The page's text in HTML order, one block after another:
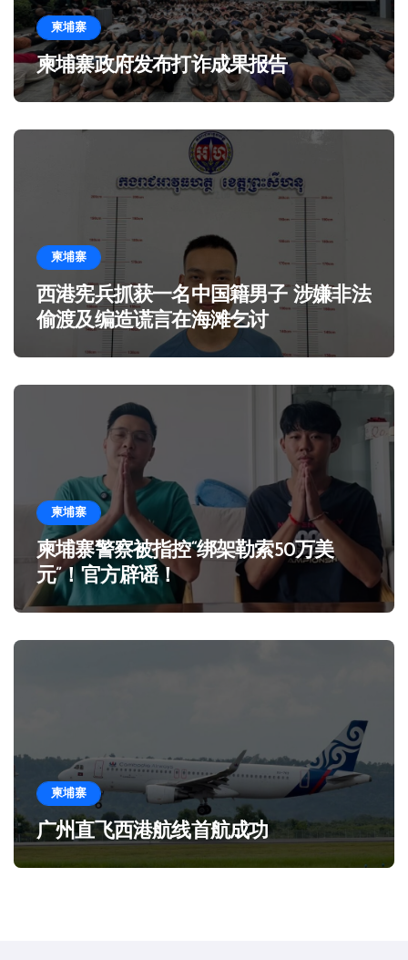
柬埔寨
柬埔寨政府发布打诈成果报告
柬埔寨
西港宪兵抓获一名中国籍男子 涉嫌非法
偷渡及编造谎言在海滩乞讨
柬埔寨
柬埔寨警察被指控“绑架勒索50万美
元”！官方辟谣！
柬埔寨
广州直飞西港航线首航成功